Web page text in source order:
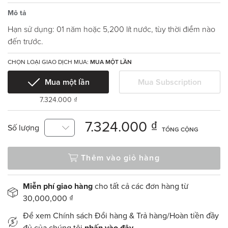
Mô tả
Hạn sử dụng: 01 năm hoặc 5,200 lít nước, tùy thời điểm nào
đến trước.
CHỌN LOẠI GIAO DỊCH MUA: MUA MỘT LẦN
Mua một lần
7.324.000 ₫
Mua Subscription
Số lượng 7.324.000 ₫ TỔNG CỘNG
Thêm vào giỏ hàng
Miễn phí giao hàng cho tất cả các đơn hàng từ
30,000,000 ₫
Để xem Chính sách Đổi hàng & Trả hàng/Hoàn tiền đầy